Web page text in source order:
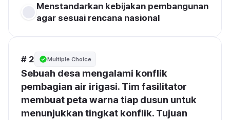
Menstandarkan kebijakan pembangunan
agar sesuai rencana nasional
# 2 Multiple Choice
Sebuah desa mengalami konflik
pembagian air irigasi. Tim fasilitator
membuat peta warna tiap dusun untuk
menunjukkan tingkat konflik. Tujuan